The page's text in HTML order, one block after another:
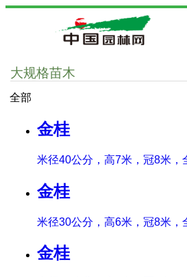
大规格苗木
全部
金桂
米径40公分，高7米，冠8米，
金桂
米径30公分，高6米，冠8米，
金桂